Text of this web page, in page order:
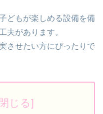
どもが楽しめる設備を備
夫があります。
させたい方にぴったりで